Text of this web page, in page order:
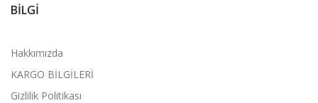
BILGI
Hakkımızda
KARGO BİLGİLERİ
Gizlilik Politikası